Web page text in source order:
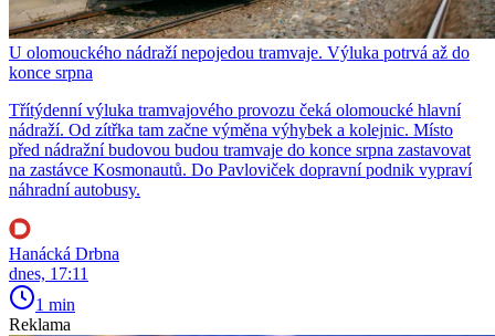
U olomouckého nádraží nepojedou tramvaje. Výluka potrvá až do
konce srpna
Třítýdenní výluka tramvajového provozu čeká olomoucké hlavní
nádraží. Od zítřka tam začne výměna výhybek a kolejnic. Místo
před nádražní budovou budou tramvaje do konce srpna zastavovat
na zastávce Kosmonautů. Do Pavloviček dopravní podnik vypraví
náhradní autobusy.
Hanácká Drbna
dnes, 17:11
1 min
Reklama